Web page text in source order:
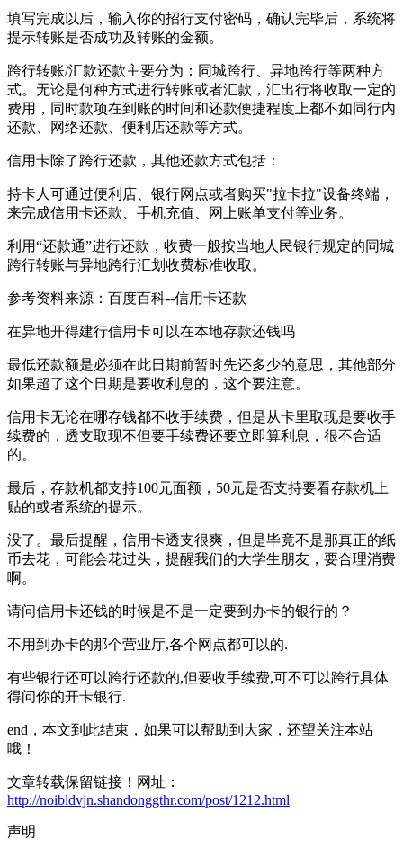
填写完成以后，输入你的招行支付密码，确认完毕后，系统将
提示转账是否成功及转账的金额。
跨行转账/汇款还款主要分为：同城跨行、异地跨行等两种方
式。无论是何种方式进行转账或者汇款，汇出行将收取一定的
费用，同时款项在到账的时间和还款便捷程度上都不如同行内
还款、网络还款、便利店还款等方式。
信用卡除了跨行还款，其他还款方式包括：
持卡人可通过便利店、银行网点或者购买"拉卡拉"设备终端，
来完成信用卡还款、手机充值、网上账单支付等业务。
利用“还款通”进行还款，收费一般按当地人民银行规定的同城
跨行转账与异地跨行汇划收费标准收取。
参考资料来源：百度百科--信用卡还款
在异地开得建行信用卡可以在本地存款还钱吗
最低还款额是必须在此日期前暂时先还多少的意思，其他部分
如果超了这个日期是要收利息的，这个要注意。
信用卡无论在哪存钱都不收手续费，但是从卡里取现是要收手
续费的，透支取现不但要手续费还要立即算利息，很不合适
的。
最后，存款机都支持100元面额，50元是否支持要看存款机上
贴的或者系统的提示。
没了。最后提醒，信用卡透支很爽，但是毕竟不是那真正的纸
币去花，可能会花过头，提醒我们的大学生朋友，要合理消费
啊。
请问信用卡还钱的时候是不是一定要到办卡的银行的？
不用到办卡的那个营业厅,各个网点都可以的.
有些银行还可以跨行还款的,但要收手续费,可不可以跨行具体
得问你的开卡银行.
end，本文到此结束，如果可以帮助到大家，还望关注本站
哦！
文章转载保留链接！网址：
http://noibldvjn.shandonggthr.com/post/1212.html
声明